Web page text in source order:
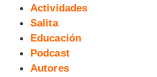
Actividades
Salita
Educación
Podcast
Autores